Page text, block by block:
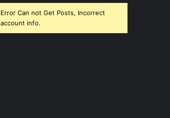
Error Can not Get Posts, Incorrect
account info.